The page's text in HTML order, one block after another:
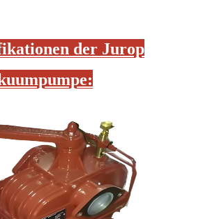
der Jurop
: